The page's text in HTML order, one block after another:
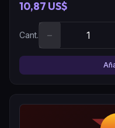
10,87 US$
Cant. −